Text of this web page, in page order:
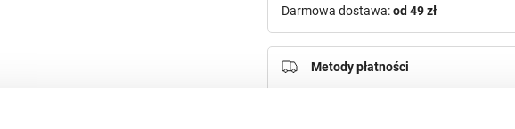
Darmowa dostawa:od 49 zł
Metody płatności